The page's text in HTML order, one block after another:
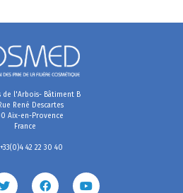
de l'Arbois- Bâtiment B
René Descartes
Aix-en-Provence
France
42 22 30 40